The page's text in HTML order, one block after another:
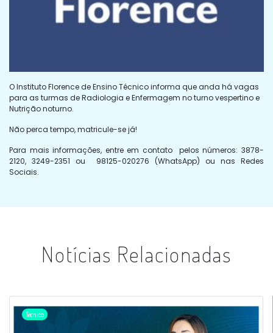
O Instituto Florence de Ensino Técnico informa que anda há vagas
para as turmas de Radiologia e Enfermagem no turno vespertino e
Nutrição noturno.
Não perca tempo, matricule-se já!
Para mais informações, entre em contato pelos números: 3878-
2120, 3249-2351 ou 98125-020276 (WhatsApp) ou nas Redes
Sociais.
Notícias Relacionadas
Técnico